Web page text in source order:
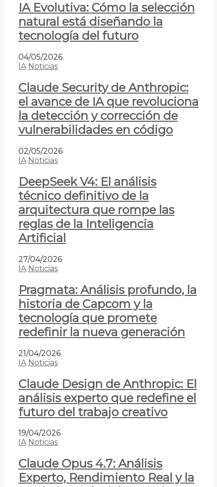
IA Evolutiva: Cómo la selección
natural está diseñando la
tecnología del futuro
04/05/2026
IA Noticias
Claude Security de Anthropic:
el avance de IA que revoluciona
la detección y corrección de
vulnerabilidades en código
02/05/2026
IA Noticias
DeepSeek V4: El análisis
técnico definitivo de la
arquitectura que rompe las
reglas de la Inteligencia
Artificial
27/04/2026
IA Noticias
Pragmata: Análisis profundo, la
historia de Capcom y la
tecnología que promete
redefinir la nueva generación
21/04/2026
IA Noticias
Claude Design de Anthropic: El
análisis experto que redefine el
futuro del trabajo creativo
19/04/2026
IA Noticias
Claude Opus 4.7: Análisis
Experto, Rendimiento Real y la